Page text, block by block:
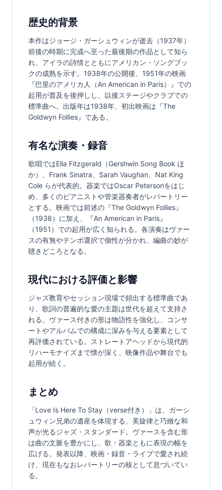
歴史的背景
本作はジョージ・ガーシュウィンが逝去（1937年）
前後の時期に完成へ至った最後期の作品として知ら
れ、アイラの詩情とともにアメリカン・ソングブッ
クの成熟を示す。1938年の公開後、1951年の映画
『巴里のアメリカ人（An American in Paris）』での
起用が普及を後押しし、以後ステージやクラブでの
標準曲へ。出版年は1938年、初出映画は『The
Goldwyn Follies』である。
有名な演奏・録音
歌唱ではElla Fitzgerald（Gershwin Song Book ほ
か）、Frank Sinatra、Sarah Vaughan、Nat King
Cole らが代表的。器楽ではOscar Petersonをはじ
め、多くのピアニストや管楽器奏者がレパートリー
とする。映画では前述の『The Goldwyn Follies』
（1938）に加え、『An American in Paris』
（1951）での起用が広く知られる。各演奏はヴァー
スの有無やテンポ選択で個性が分かれ、編曲の妙が
聴きどころとなる。
現代における評価と影響
ジャズ教育やセッション現場で頻出する標準曲であ
り、歌詞の普遍的な愛の主題は世代を超えて支持さ
れる。ヴァース付きの形は物語性を強化し、コンサ
ートやアルバムでの構成に深みを与える要素として
再評価されている。ストレートアヘッドから現代的
リハーモナイズまで懐が深く、映像作品や舞台でも
起用が続く。
まとめ
「Love Is Here To Stay（verse付き）」は、ガーシ
ュウィン兄弟の遺産を体現する、美旋律と巧緻な和
声が光るジャズ・スタンダード。ヴァースを含む形
は曲の文脈を豊かにし、歌・器楽ともに表現の幅を
広げる。発表以降、映画・録音・ライブで愛され続
け、現在もなおレパートリーの核として息づいてい
る。